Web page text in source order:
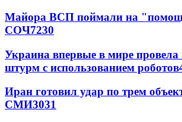
Майора ВСП поймали на
СОЧ7230
Украина впервые в мире
штурм с использованием роботов
Иран готовил удар по трем
СМИ3031